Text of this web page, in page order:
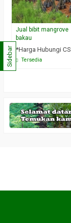
Jual bibit mangrove
bakau
*Harga Hubungi CS
Tersedia
Sidebar